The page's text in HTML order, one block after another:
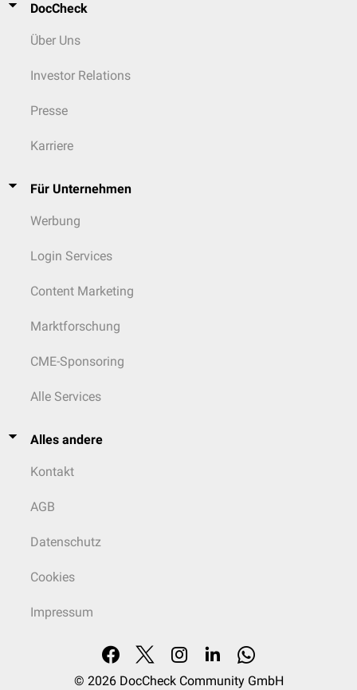
DocCheck
Über Uns
Investor Relations
Presse
Karriere
Für Unternehmen
Werbung
Login Services
Content Marketing
Marktforschung
CME-Sponsoring
Alle Services
Alles andere
Kontakt
AGB
Datenschutz
Cookies
Impressum
© 2026 DocCheck Community GmbH